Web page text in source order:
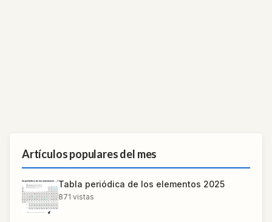
Artículos populares del mes
Tabla periódica de los elementos 2025
871 vistas